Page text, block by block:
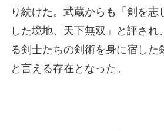
り続けた。武蔵からも「剣を志
した境地、天下無双」と評され
る剣士たちの剣術を身に宿した
と言える存在となった。